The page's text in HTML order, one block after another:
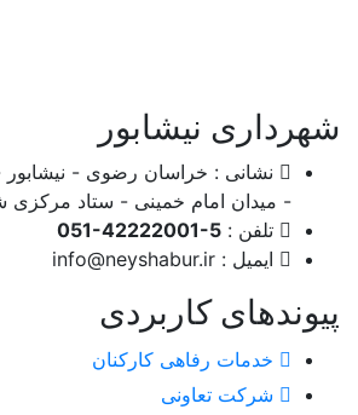
شهرداری نیشابور
نشانی : خراسان رضوی - نیشابور
- میدان امام خمینی - ستاد مرکزی
تلفن : 051-42222001-5
ایمیل : info@neyshabur.ir
پیوندهای کاربردی
خدمات رفاهی کارکنان
شرکت تعاونی